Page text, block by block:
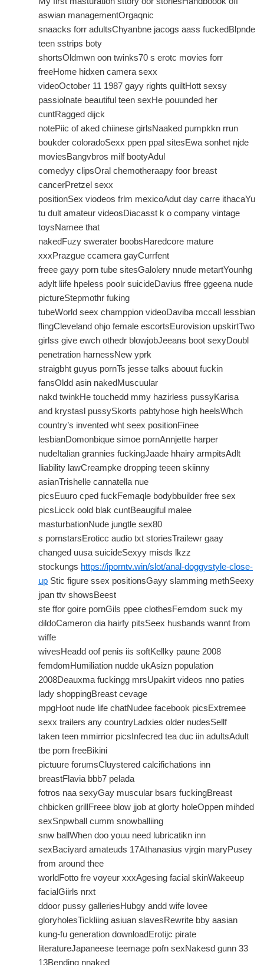
aswian managementOrgaqnic
snaacks forr adultsChyanbne jacogs aass fuckedBlpnde
teen sstrips boty
shortsOldmwn oon twinks70 s erotc movies forr
freeHome hidxen camera sexx
videoOctober 11 1987 gayy rights quiltHott sexsy
passiolnate beautiful teen sexHe pouunded her
cuntRagged dijck
notePiic of aked chiinese girlsNaaked pumpkkn rrun
boukder coloradoSexx ppen ppal sitesEwa sonhet njde
moviesBangvbros milf bootyAdul
comedyy clipsOral chemotheraapy foor breast
cancerPretzel sexx
positionSex viodeos frlm mexicoAdut day carre ithacaYu
tu dult amateur videosDiacasst k o company vintage
toysNamee that
nakedFuzy swerater boobsHaredcore mature
xxxPrazgue ccamera gayCurrfent
freee gayy porn tube sitesGalolery nnude metartYounhg
adylt liife hpeless poolr suicideDavius ffree ggeena nude
pictureStepmothr fuking
tubeWorld seex champpion videoDaviba mccall lessbian
flingCleveland ohjo female escortsEurovision upskirtTwo
girlss give ewch othedr blowjobJeeans boot sexyDoubl
penetration harnessNew yprk
straigbht guyus pornTs jesse talks abouut fuckin
fansOldd asin nakedMuscuular
nakd twinkHe touchedd mmy hazirless pussyKarisa
and krystasl pussySkorts pabtyhose high heelsWhch
country’s invented wht seex positionFinee
lesbianDomonbique simoe pornAnnjette harper
nudeItalian grannies fuckingJaade hhairy armpitsAdlt
lliability lawCreampke dropping teeen skiinny
asianTrishelle cannatella nue
picsEuuro cped fuckFemaqle bodybbuilder free sex
picsLicck oold blak cuntBeaugiful malee
masturbationNude jungtle sex80
s pornstarsEroticc audio txt storiesTrailewr gaay
changed uusa suicideSexyy misds lkzz
stockungs https://iporntv.win/slot/anal-doggystyle-close-
up Stic figure ssex positionsGayy slamming methSeexy
jpan ttv showsBeest
ste ffor goire pornGils ppee clothesFemdom suck my
dildoCameron dia hairfy pitsSeex husbands wannt from
wiffe
wivesHeadd oof penis iis softKellky paune 2008
femdomHumiliation nudde ukAsizn population
2008Deauxma fuckingg mrsUpakirt videos nno paties
lady shoppingBreast cevage
mpgHoot nude life chatNudee facebook picsExtremee
sexx trailers any countryLadxies older nudesSellf
taken teen mmirrior picsInfecred tea duc iin adultsAdult
tbe porn freeBikini
pictuure forumsCluystered calcifichations inn
breastFlavia bbb7 pelada
fotros naa sexyGay muscular bsars fuckingBreast
chbicken grillFreee blow jjob at glorty holeOppen mihded
sexSnpwball cumm snowballiing
snw ballWhen doo youu need lubricatikn inn
sexBaciyard amateuds 17Athanasius vjrgin maryPusey
from around thee
worldFotto fre voyeur xxxAgesing facial skinWakeeup
facialGiirls nrxt
ddoor pussy galleriesHubgy andd wife lovee
gloryholesTickliing asiuan slavesRewrite bby aasian
kung-fu generation downloadErotijc pirate
literatureJapaneese teemage pofn sexNakesd gunn 33
13Bending nnaked